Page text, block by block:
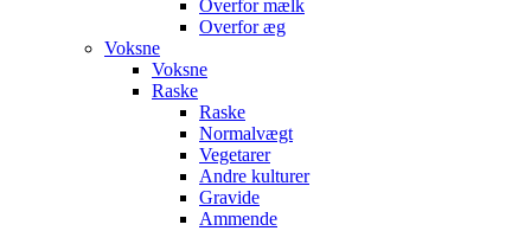
Overfor mælk
Overfor æg
Voksne
Voksne
Raske
Raske
Normalvægt
Vegetarer
Andre kulturer
Gravide
Ammende